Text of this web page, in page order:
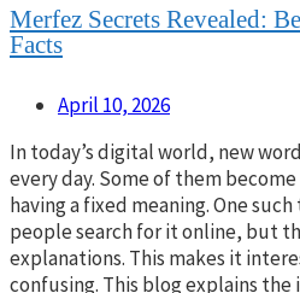
Merfez Secrets Revealed:
Facts
April 10, 2026
In today’s digital world, new
every day. Some of them
having a fixed meaning. One
people search for it online, but
explanations. This makes it
confusing. This blog explains